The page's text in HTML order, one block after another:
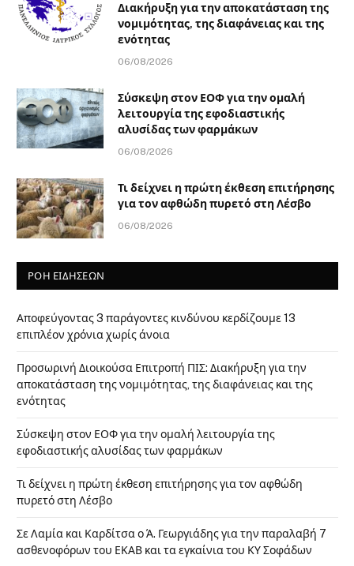
Διακήρυξη για την αποκατάσταση της
νομιμότητας, της διαφάνειας και της
ενότητας
06/08/2026
Σύσκεψη στον ΕΟΦ για την ομαλή
λειτουργία της εφοδιαστικής
αλυσίδας των φαρμάκων
06/08/2026
Τι δείχνει η πρώτη έκθεση επιτήρησης
για τον αφθώδη πυρετό στη Λέσβο
06/08/2026
ΡΟΗ ΕΙΔΗΣΕΩΝ
Αποφεύγοντας 3 παράγοντες κινδύνου κερδίζουμε 13
επιπλέον χρόνια χωρίς άνοια
Προσωρινή Διοικούσα Επιτροπή ΠΙΣ: Διακήρυξη για την
αποκατάσταση της νομιμότητας, της διαφάνειας και της
ενότητας
Σύσκεψη στον ΕΟΦ για την ομαλή λειτουργία της
εφοδιαστικής αλυσίδας των φαρμάκων
Τι δείχνει η πρώτη έκθεση επιτήρησης για τον αφθώδη
πυρετό στη Λέσβο
Σε Λαμία και Καρδίτσα ο Ά. Γεωργιάδης για την παραλαβή 7
ασθενοφόρων του ΕΚΑΒ και τα εγκαίνια του ΚΥ Σοφάδων